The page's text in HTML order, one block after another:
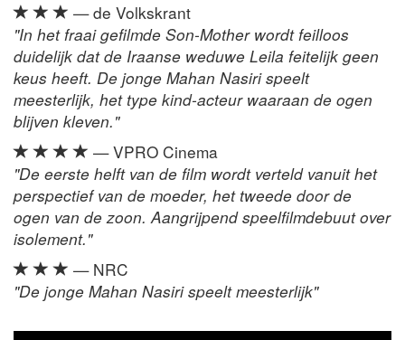
— de Volkskrant
"In het fraai gefilmde Son-Mother wordt feilloos
duidelijk dat de Iraanse weduwe Leila feitelijk geen
keus heeft. De jonge Mahan Nasiri speelt
meesterlijk, het type kind-acteur waaraan de ogen
blijven kleven."
— VPRO Cinema
"De eerste helft van de film wordt verteld vanuit het
perspectief van de moeder, het tweede door de
ogen van de zoon. Aangrijpend speelfilmdebuut over
isolement."
— NRC
"De jonge Mahan Nasiri speelt meesterlijk"